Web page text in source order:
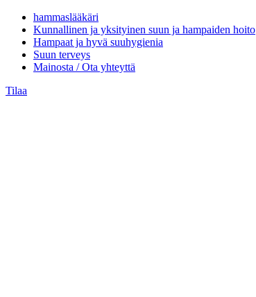
hammaslääkäri
Kunnallinen ja yksityinen suun ja hampaiden hoito
Hampaat ja hyvä suuhygienia
Suun terveys
Mainosta / Ota yhteyttä
Tilaa